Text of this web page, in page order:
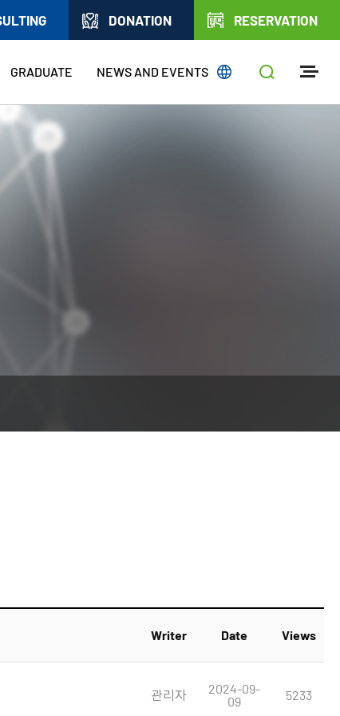
DONATION RESERVATION
GRADUATE NEWS AND EVENTS
Writer Date Views
관리자
2024-09-
09
5233